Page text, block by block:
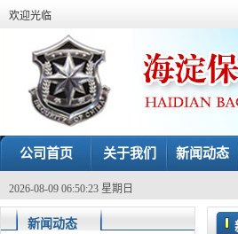
欢迎光临
公司首页 关于我们 新闻动态
2026-08-09 06:50:23 星期日
新闻动态